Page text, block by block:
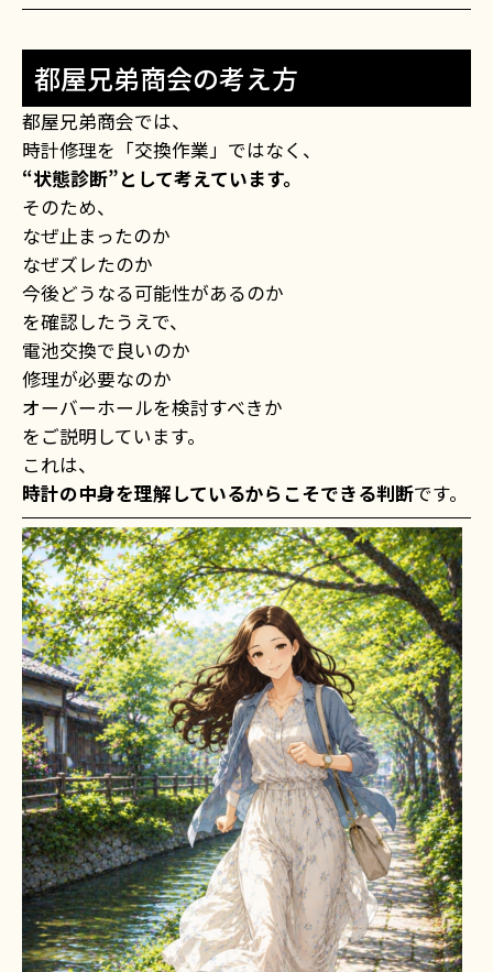
都屋兄弟商会の考え方
都屋兄弟商会では、
時計修理を「交換作業」ではなく、
“状態診断”として考えています。
そのため、
なぜ止まったのか
なぜズレたのか
今後どうなる可能性があるのか
を確認したうえで、
電池交換で良いのか
修理が必要なのか
オーバーホールを検討すべきか
をご説明しています。
これは、
時計の中身を理解しているからこそできる判断です。